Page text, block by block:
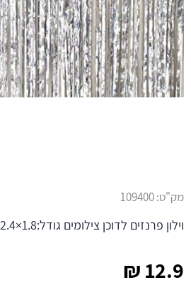
12.9
₪
מק"ט:109400
וילון פרנזים לדוכן צילומים גודל:1.8×2.4 מטר